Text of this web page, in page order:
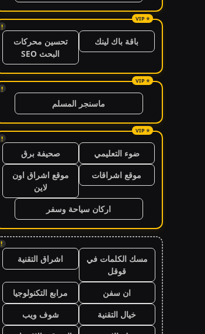
!
باقة باك لينك
تحسين محركات
البحث SEO
!
ماسنجر المسلم
!
ضوء التعليمي
صحيفة برق
موقع اشراقات
موقع اشراق اون
لاين
اركان سياحة وسفر
!
مسك الكلمات في
قوقل
اشراق التقنية
ان سفن
مرابع التكنولوجيا
خيال التقنية
شوف ويب